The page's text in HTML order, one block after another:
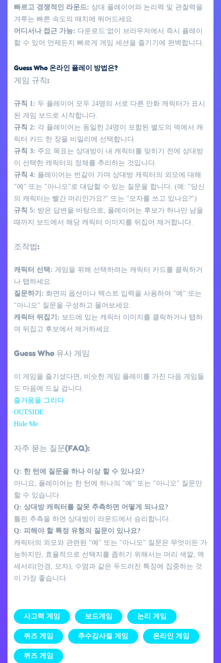
빠르고 경쟁적인 라운드: 상대 플레이어와 논리력 및 관찰력을
겨루는 빠른 속도의 매치에 뛰어드세요.
어디서나 접근 가능: 다운로드 없이 브라우저에서 즉시 플레이
할 수 있어 언제든지 빠르게 게임 세션을 즐기기에 완벽합니다.
Guess Who 온라인 플레이 방법은?
게임 규칙:
규칙 1: 두 플레이어 모두 24명의 서로 다른 만화 캐릭터가 표시
된 게임 보드로 시작합니다.
규칙 2: 각 플레이어는 동일한 24명이 포함된 별도의 덱에서 캐
릭터 카드 한 장을 비밀리에 선택합니다.
규칙 3: 주요 목표는 상대방이 내 캐릭터를 맞히기 전에 상대방
이 선택한 캐릭터의 정체를 추리하는 것입니다.
규칙 4: 플레이어는 번갈아 가며 상대방 캐릭터의 외모에 대해
"예" 또는 "아니오"로 대답할 수 있는 질문을 합니다. (예: "당신
의 캐릭터는 빨간 머리인가요?" 또는 "모자를 쓰고 있나요?")
규칙 5: 받은 답변을 바탕으로, 플레이어는 후보가 하나만 남을
때까지 보드에서 해당 캐릭터 이미지를 뒤집어 제거합니다.
조작법:
캐릭터 선택: 게임을 위해 선택하려는 캐릭터 카드를 클릭하거
나 탭하세요.
질문하기: 화면의 옵션이나 텍스트 입력을 사용하여 "예" 또는
"아니오" 질문을 구성하고 물어보세요.
캐릭터 뒤집기: 보드에 있는 캐릭터 이미지를 클릭하거나 탭하
여 뒤집고 후보에서 제거하세요.
Guess Who 유사 게임
이 게임을 즐기셨다면, 비슷한 게임 플레이를 가진 다음 게임들
도 마음에 드실 겁니다.
즐거움을 그리다
OUTSIDE
Hide Me
자주 묻는 질문(FAQ):
Q: 한 턴에 질문을 하나 이상 할 수 있나요?
아니요, 플레이어는 한 턴에 하나의 "예" 또는 "아니오" 질문만
할 수 있습니다.
Q: 상대방 캐릭터를 잘못 추측하면 어떻게 되나요?
틀린 추측을 하면 상대방이 라운드에서 승리합니다.
Q: 피해야 할 특정 유형의 질문이 있나요?
캐릭터의 외모와 관련된 "예" 또는 "아니오" 질문은 무엇이든 가
능하지만, 효율적으로 선택지를 좁히기 위해서는 머리 색깔, 액
세서리(안경, 모자), 수염과 같은 두드러진 특징에 집중하는 것
이 가장 좋습니다.
사고력 게임 보드게임 논리 게임
퀴즈 게임 추수감사절 게임 온라인 게임
퀴즈 게임